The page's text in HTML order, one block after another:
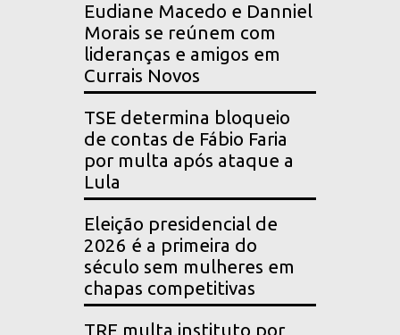
Eudiane Macedo e Danniel
Morais se reúnem com
lideranças e amigos em
Currais Novos
TSE determina bloqueio
de contas de Fábio Faria
por multa após ataque a
Lula
Eleição presidencial de
2026 é a primeira do
século sem mulheres em
chapas competitivas
TRE multa instituto por